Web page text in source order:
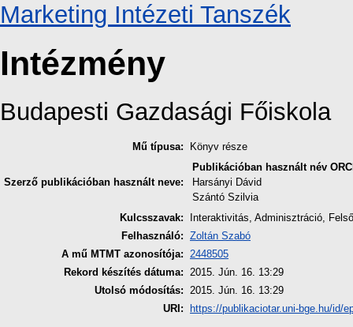
Marketing Intézeti Tanszék
Intézmény
Budapesti Gazdasági Főiskola
Mű típusa: Könyv része
Szerző publikációban használt neve:
Publikációban használt név
Harsányi Dávid
Szántó Szilvia
Kulcsszavak:
Interaktivitás, Adminisztráció,
Felhasználó: Zoltán Szabó
A mű MTMT azonosítója: 2448505
Rekord készítés dátuma: 2015. Jún. 16. 13:29
Utolsó módosítás: 2015. Jún. 16. 13:29
URI:
https://publikaciotar.uni-bge.hu/id/